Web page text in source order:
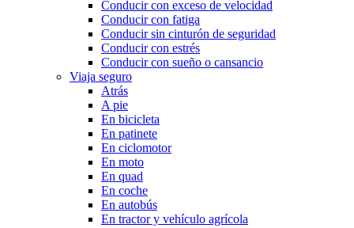
Conducir con exceso de velocidad
Conducir con fatiga
Conducir sin cinturón de seguridad
Conducir con estrés
Conducir con sueño o cansancio
Viaja seguro
Atrás
A pie
En bicicleta
En patinete
En ciclomotor
En moto
En quad
En coche
En autobús
En tractor y vehículo agrícola